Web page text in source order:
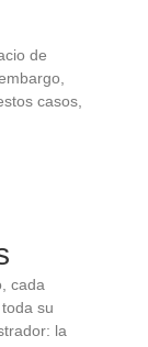
de
casos,
cada
su
la